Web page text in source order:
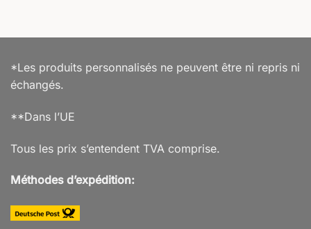
*Les produits personnalisés ne peuvent être ni repris ni
échangés.
**Dans l’UE
Tous les prix s’entendent TVA comprise.
Méthodes d’expédition: